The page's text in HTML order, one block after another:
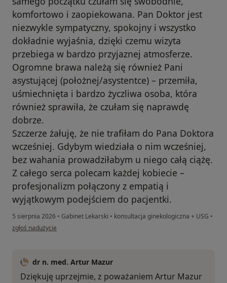
komfortowo i zaopiekowana. Pan Doktor jest
niezwykle sympatyczny, spokojny i wszystko
dokładnie wyjaśnia, dzięki czemu wizyta
przebiega w bardzo przyjaznej atmosferze.
Ogromne brawa należą się również Pani
asystującej (położnej/asystentce) – przemiła,
uśmiechnięta i bardzo życzliwa osoba, która
również sprawiła, że czułam się naprawdę
dobrze.
Szczerze żałuję, że nie trafiłam do Pana Doktora
wcześniej. Gdybym wiedziała o nim wcześniej,
bez wahania prowadziłabym u niego całą ciążę.
Z całego serca polecam każdej kobiecie –
profesjonalizm połączony z empatią i
wyjątkowym podejściem do pacjentki.
5 sierpnia 2026 • Gabinet Lekarski • konsultacja ginekologiczna + USG •
w opinii użytkownika Karolina J.
zgłoś nadużycie
dr n. med. Artur Mazur
Dziękuję uprzejmie, z poważaniem Artur Mazur